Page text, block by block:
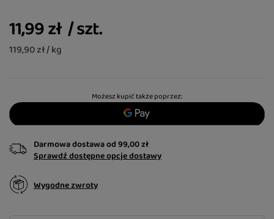
11,99 zł /szt.
119,90 zł / kg
Możesz kupić także poprzez:
Darmowa dostawaod99,00 zł
Sprawdź dostępne opcje dostawy
Wygodne zwroty